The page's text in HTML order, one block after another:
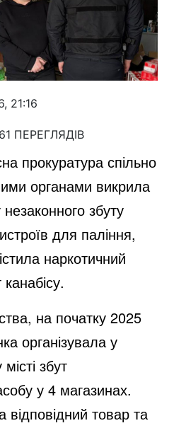
21:16
ПЕРЕГЛЯДІВ
прокуратура спільно
органами викрила
збуту
для паління,
наркотичний
на початку 2025
організувала у
збут
у 4 магазинах.
товар та